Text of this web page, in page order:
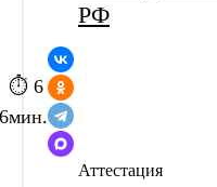
РФ
⏱ 6
мин.
Аттестация